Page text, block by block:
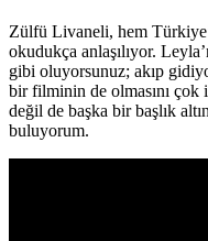
Zülfü Livaneli, hem
okudukça anlaşılıyor.
gibi oluyorsunuz; akıp
bir filminin de olmasını
değil de başka bir başlık
buluyorum.